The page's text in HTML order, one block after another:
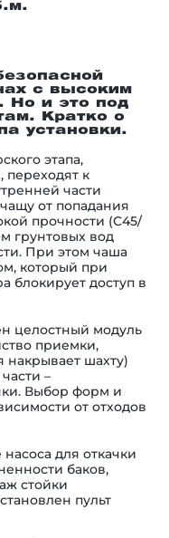
с высоким
Но и это под
Кратко о
установки.
этапа,
переходят к
части
от попадания
прочности (С45/
грунтовых вод
При этом чаша
который при
блокирует доступ в
целостный модуль
приемки,
накрывает шахту)
–
Выбор форм и
от отходов
для откачки
баков,
стойки
пульт